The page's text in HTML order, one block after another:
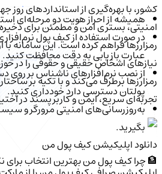
همیشه از احراز هویت دو مرحله‌ای
در صورت استفاده از کیف پول
عبارت بازیابی به دقت محافظت کنید.
از نصب نرم‌افزارهای ناشناس بر روی
پولتان دسترسی دارد خودداری کنید.
به‌روزرسانی‌های امنیتی مرورگر و
بگیرید.
🏦 چرا کیف پول من بهترین انتخاب برای
کشور، با بهره‌گیری از استانداردهای روز
امنیتی، بستری امن و مطمئن برای
رمزارزها فراهم کرده است. این سامانه با
نیازهای اشخاص حقیقی و حقوقی را در
رمزارزها برطرف می‌کند و با تکیه بر
تجربه‌ای سریع، ایمن و کاربرپسند در
دانلود اپلیکیشن کیف‌ پول من